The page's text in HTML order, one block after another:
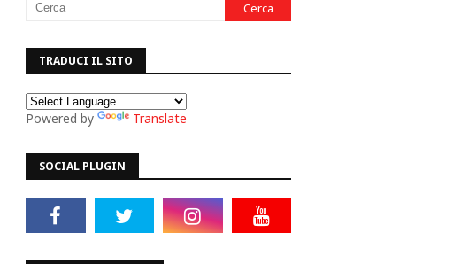
TRADUCI IL SITO
Powered by Translate
SOCIAL PLUGIN